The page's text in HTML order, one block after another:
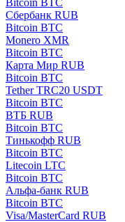
Сбербанк RUB
Bitcoin BTC
Monero XMR
Bitcoin BTC
Карта Мир RUB
Bitcoin BTC
Tether TRC20 USDT
Bitcoin BTC
ВТБ RUB
Bitcoin BTC
Тинькофф RUB
Bitcoin BTC
Litecoin LTC
Bitcoin BTC
Альфа-банк RUB
Bitcoin BTC
Visa/MasterCard RUB